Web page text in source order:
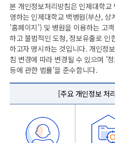
본 개인정보처리방침은 인제대학
영하는 인제대학교 백병원(부산, 상
'홈페이지') 및 병원을 이용하는 고
하고 불법적인 도청, 정보유출로 인
하고자 명시하는 것입니다. 개인정
침 변경에 따라 변경될 수 있으며 '
등에 관한 법률'을 준수합니다.
[주요 개인정보 처